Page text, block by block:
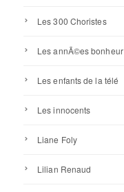
Les 300 Choristes
Les annÃ©es bonheur
Les enfants de la télé
Les innocents
Liane Foly
Lilian Renaud